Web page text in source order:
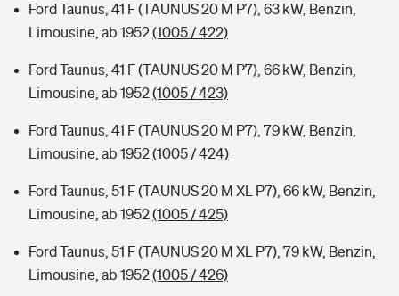
Ford Taunus, 41 F (TAUNUS 20 M P7), 63 kW, Benzin,
Limousine, ab 1952(1005 / 422)
Ford Taunus, 41 F (TAUNUS 20 M P7), 66 kW, Benzin,
Limousine, ab 1952(1005 / 423)
Ford Taunus, 41 F (TAUNUS 20 M P7), 79 kW, Benzin,
Limousine, ab 1952(1005 / 424)
Ford Taunus, 51 F (TAUNUS 20 M XL P7), 66 kW, Benzin,
Limousine, ab 1952(1005 / 425)
Ford Taunus, 51 F (TAUNUS 20 M XL P7), 79 kW, Benzin,
Limousine, ab 1952(1005 / 426)